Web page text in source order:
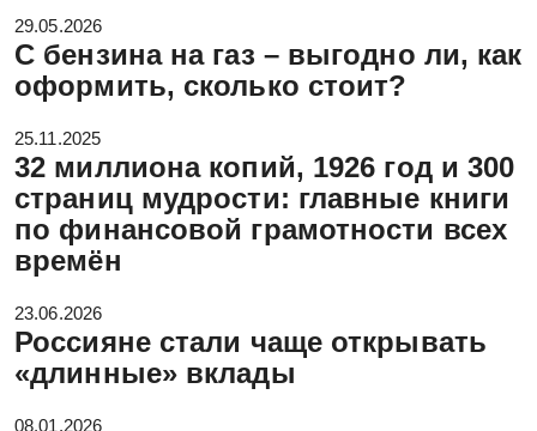
29.05.2026
С бензина на газ – выгодно ли, как
оформить, сколько стоит?
25.11.2025
32 миллиона копий, 1926 год и 300
страниц мудрости: главные книги
по финансовой грамотности всех
времён
23.06.2026
Россияне стали чаще открывать
«длинные» вклады
08.01.2026